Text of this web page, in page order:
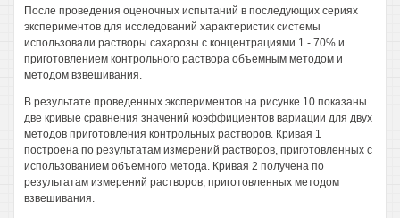
После проведения оценочных испытаний в последующих сериях
экспериментов для исследований характеристик системы
использовали растворы сахарозы с концентрациями 1 - 70% и
приготовлением контрольного раствора объемным методом и
методом взвешивания.
В результате проведенных экспериментов на рисунке 10 показаны
две кривые сравнения значений коэффициентов вариации для двух
методов приготовления контрольных растворов. Кривая 1
построена по результатам измерений растворов, приготовленных с
использованием объемного метода. Кривая 2 получена по
результатам измерений растворов, приготовленных методом
взвешивания.